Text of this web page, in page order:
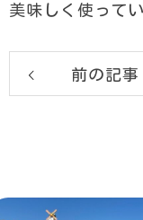
美味しく使って
前の記事